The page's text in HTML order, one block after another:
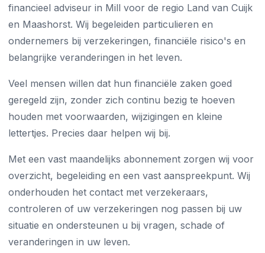
financieel adviseur in Mill voor de regio Land van Cuijk
en Maashorst. Wij begeleiden particulieren en
ondernemers bij verzekeringen, financiële risico's en
belangrijke veranderingen in het leven.
Veel mensen willen dat hun financiële zaken goed
geregeld zijn, zonder zich continu bezig te hoeven
houden met voorwaarden, wijzigingen en kleine
lettertjes. Precies daar helpen wij bij.
Met een vast maandelijks abonnement zorgen wij voor
overzicht, begeleiding en een vast aanspreekpunt. Wij
onderhouden het contact met verzekeraars,
controleren of uw verzekeringen nog passen bij uw
situatie en ondersteunen u bij vragen, schade of
veranderingen in uw leven.